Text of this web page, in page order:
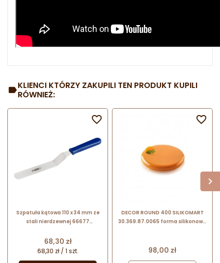
KLIENCI KTÓRZY ZAKUPILI TEN PRODUKT KUPILI
RÓWNIEŻ:
Szpatuła kątowa 110 x 34 mm ze
stali nierdzewnej 66677
Cena
68,30 zł
68,30 zł / 1 szt.

DECOR ROUND 400 SILIKOMART
30.369.87.0065 forma silikonowa
Cena
98,00 zł
